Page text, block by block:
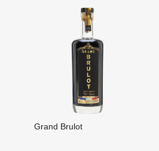
Grand Brulot